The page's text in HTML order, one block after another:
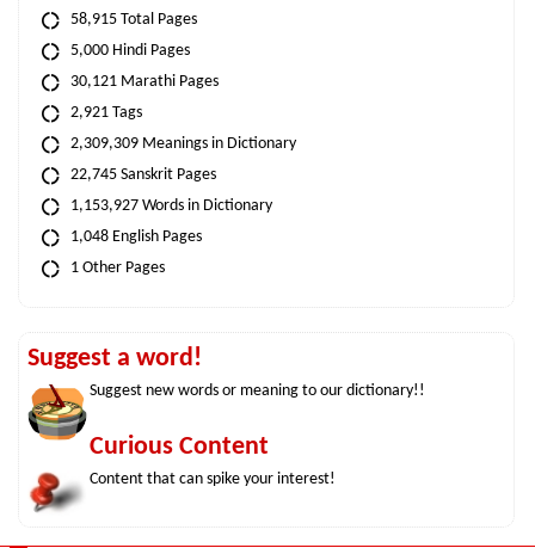
58,915 Total Pages
5,000 Hindi Pages
30,121 Marathi Pages
2,921 Tags
2,309,309 Meanings in Dictionary
22,745 Sanskrit Pages
1,153,927 Words in Dictionary
1,048 English Pages
1 Other Pages
Suggest a word!
Suggest new words or meaning to our dictionary!!
Curious Content
Content that can spike your interest!